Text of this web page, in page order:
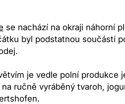
se nachází na okraji náhorní
byl podstatnou součástí
je vedle polní produkce
ručně vyráběný tvaroh,